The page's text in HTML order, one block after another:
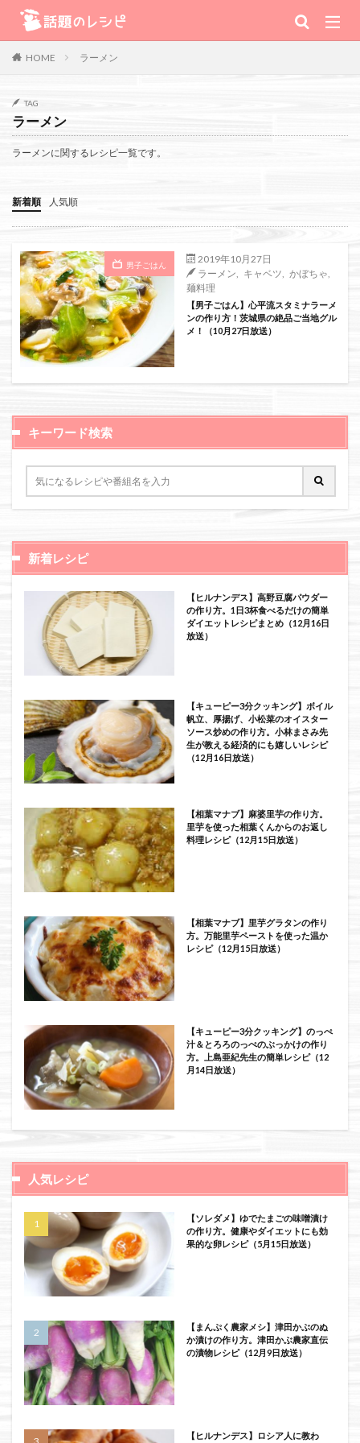
HOME ラーメン
TAG
ラーメン
ラーメンに関するレシピ一覧です。
新着順 人気順
男子ごはん
2019年10月27日
ラーメン
キャベツ かぼちゃ
麺料理
【男子ごはん】心平流スタミナラーメ
ンの作り方！茨城県の絶品ご当地グル
メ！（10月27日放送）
キーワード検索
新着レシピ
【ヒルナンデス】高野豆腐パウダー
の作り方。1日3杯食べるだけの簡単
ダイエットレシピまとめ（12月16日
放送）
【キューピー3分クッキング】ボイル
帆立、厚揚げ、小松菜のオイスター
ソース炒めの作り方。小林まさみ先
生が教える経済的にも嬉しいレシピ
（12月16日放送）
【相葉マナブ】麻婆里芋の作り方。
里芋を使った相葉くんからのお返し
料理レシピ（12月15日放送）
【相葉マナブ】里芋グラタンの作り
方。万能里芋ペーストを使った温か
レシピ（12月15日放送）
【キューピー3分クッキング】のっぺ
汁＆とろろのっぺのぶっかけの作り
方。上島亜紀先生の簡単レシピ（12
月14日放送）
人気レシピ
【ソレダメ】ゆでたまごの味噌漬け
の作り方。健康やダイエットにも効
果的な卵レシピ（5月15日放送）
【まんぷく農家メシ】津田かぶのぬ
か漬けの作り方。津田かぶ農家直伝
の漬物レシピ（12月9日放送）
【ヒルナンデス】ロシア人に教わ
キーワード
TV番組
Warning: Use of undefined constant 番組 - assumed '番組' (this will
throw an Error in a future version of PHP) in
/home/xs111inc/wadai.info/public_html/wp-content/themes/the-
thor-child/searchform-refine.php on line41
絞り込み検索